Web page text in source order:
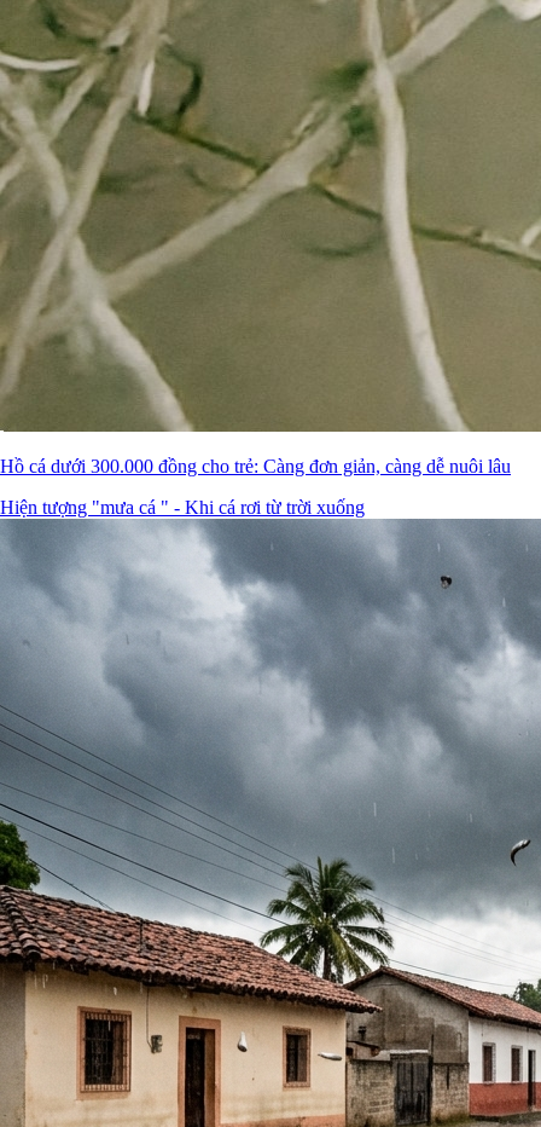
Hồ cá dưới 300.000 đồng cho trẻ: Càng đơn giản, càng dễ nuôi lâu
Hiện tượng "mưa cá " - Khi cá rơi từ trời xuống